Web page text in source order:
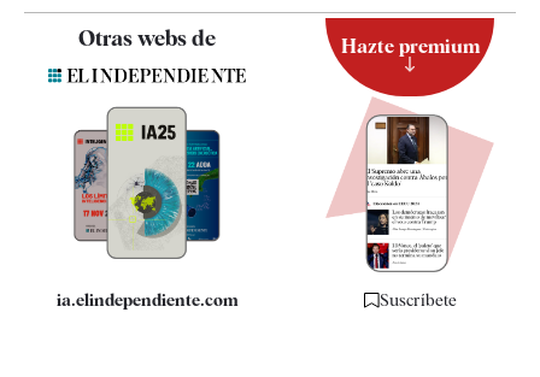
Quiénes somos
Especificaciones
Otras webs de
ia.elindependiente.com
Hazte premium
Suscríbete